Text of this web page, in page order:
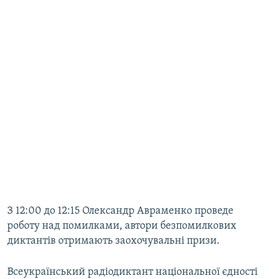
З 12:00 до 12:15 Олександр Авраменко проведе
роботу над помилками, автори безпомилкових
диктантів отримають заохочувальні призи.
Всеукраїнський радіодиктант національної єдності